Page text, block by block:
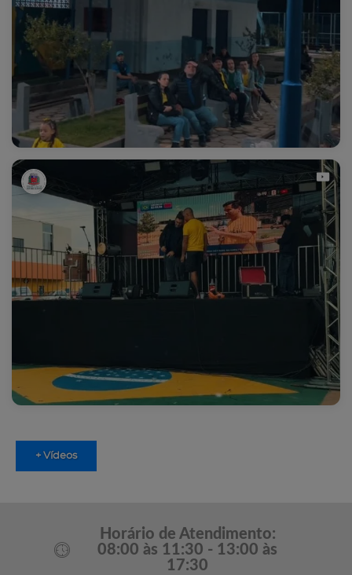
+ Vídeos
Horário de Atendimento:
08:00 às 11:30 - 13:00 às
17:30